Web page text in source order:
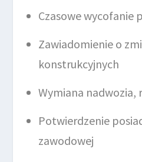
Czasowe wycofanie
Zawiadomienie o
konstrukcyjnych
Wymiana nadwozia,
Potwierdzenie
zawodowej